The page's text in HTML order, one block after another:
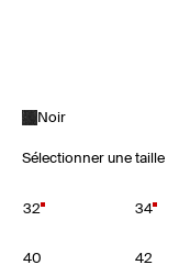
Noir
Sélectionner une taille
32 34
40 42